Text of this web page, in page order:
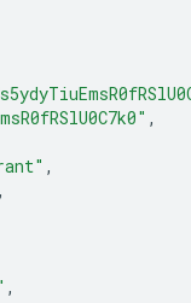
,
,
,
,